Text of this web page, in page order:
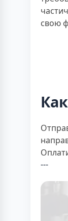
свою
---